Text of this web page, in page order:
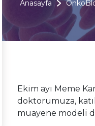
Anasayfa
Ekim ayı Meme
doktorumuza,
muayene modeli